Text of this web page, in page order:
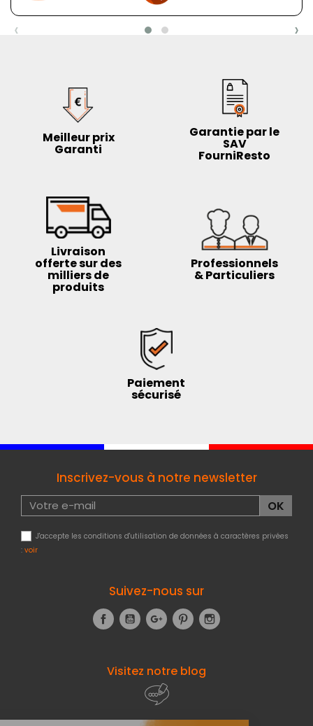
‹ ›
Meilleur prix
Garanti
Garantie par le
SAV
FourniResto
Livraison
offerte sur des
milliers de
produits
Professionnels
& Particuliers
Paiement
sécurisé
Inscrivez-vous à notre newsletter
J'accepte les conditions d'utilisation de données à caractères privées
: voir
Suivez-nous sur
FacebookYouTubeGoogle+Pinterest
Visitez notre blog